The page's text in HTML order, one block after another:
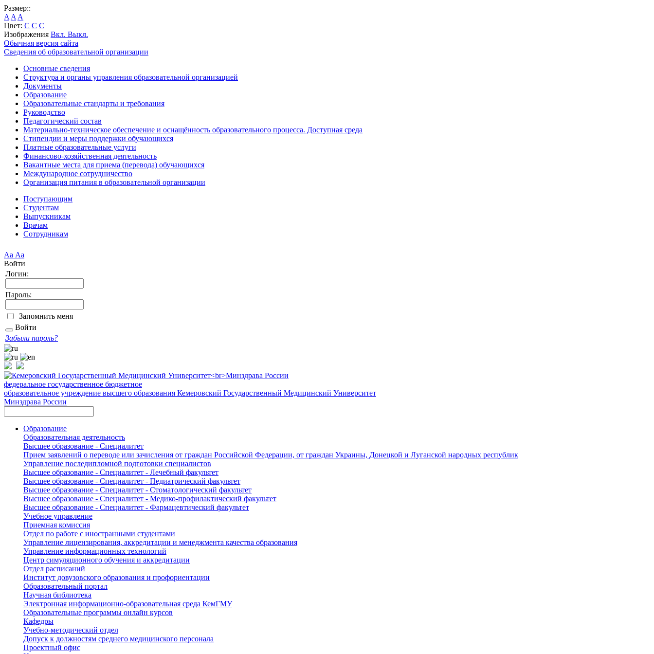
Размер::
A A A
Цвет: C C C
Изображения Вкл. Выкл.
Обычная версия сайта
Сведения об образовательной организации
Основные сведения
Структура и органы управления образовательной организацией
Документы
Образование
Образовательные стандарты и требования
Руководство
Педагогический состав
Материально-техническое обеспечение и оснащённость образовательного процесса. Доступная среда
Стипендии и меры поддержки обучающихся
Платные образовательные услуги
Финансово-хозяйственная деятельность
Вакантные места для приема (перевода) обучающихся
Международное сотрудничество
Организация питания в образовательной организации
Поступающим
Студентам
Выпускникам
Врачам
Сотрудникам
Аа Аа
Войти
Логин:
Пароль:
Запомнить меня
Войти
Забыли пароль?
федеральное государственное бюджетное
образовательное учреждение высшего образования Кемеровский Государственный Медицинский Университет
Минздрава России
Образование
Образовательная деятельность
Высшее образование - Специалитет
Прием заявлений о переводе или зачисления от граждан Российской Федерации, от граждан Украины, Донецкой и Луганской народных республик
Управление последипломной подготовки специалистов
Высшее образование - Специалитет - Лечебный факультет
Высшее образование - Специалитет - Педиатрический факультет
Высшее образование - Специалитет - Стоматологический факультет
Высшее образование - Специалитет - Медико-профилактический факультет
Высшее образование - Специалитет - Фармацевтический факультет
Учебное управление
Приемная комиссия
Отдел по работе с иностранными студентами
Управление лицензирования, аккредитации и менеджмента качества образования
Управление информационных технологий
Центр симуляционного обучения и аккредитации
Отдел расписаний
Институт довузовского образования и профориентации
Образовательный портал
Научная библиотека
Электронная информационно-образовательная среда КемГМУ
Образовательные программы онлайн курсов
Кафедры
Учебно-методический отдел
Допуск к должностям среднего медицинского персонала
Проектный офис